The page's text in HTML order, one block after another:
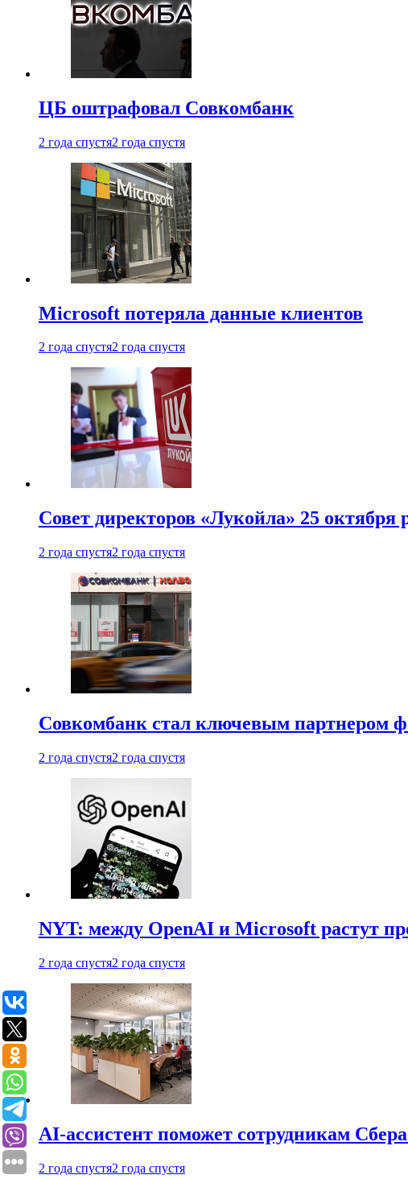
ЦБ оштрафовал Совкомбанк
2 года спустя2 года спустя
Microsoft потеряла данные клиентов
2 года спустя2 года спустя
Совет директоров «Лукойла» 25 октября
2 года спустя2 года спустя
Совкомбанк стал ключевым партнером
2 года спустя2 года спустя
NYT: между OpenAI и Microsoft растут
2 года спустя2 года спустя
AI-ассистент поможет сотрудникам
2 года спустя2 года спустя